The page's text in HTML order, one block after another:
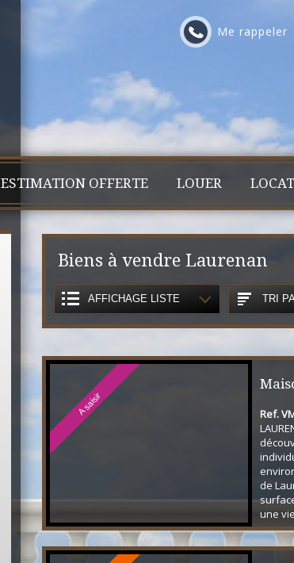
Me rappeler
ESTIMATION OFFERTE LOUER
Biens à vendre Laurenan
AFFICHAGE LISTE TRI
A saisir Ref.
de
une